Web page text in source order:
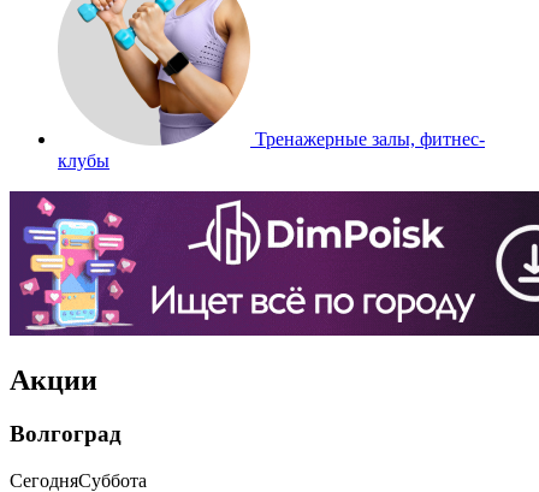
Тренажерные залы, фитнес-
клубы
Акции
Волгоград
СегодняСуббота